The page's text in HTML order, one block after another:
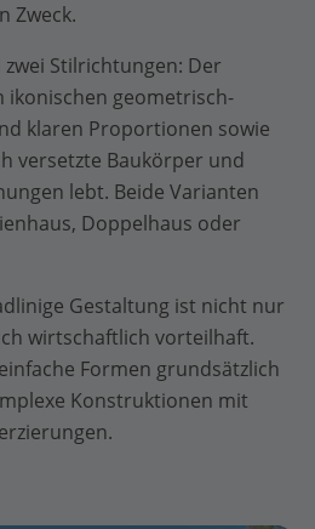
Zweck.
Stilrichtungen: Der
ikonischen geometrisch-
klaren Proportionen sowie
versetzte Baukörper und
lebt. Beide Varianten
Doppelhaus oder
Gestaltung ist nicht nur
wirtschaftlich vorteilhaft.
Formen grundsätzlich
Konstruktionen mit